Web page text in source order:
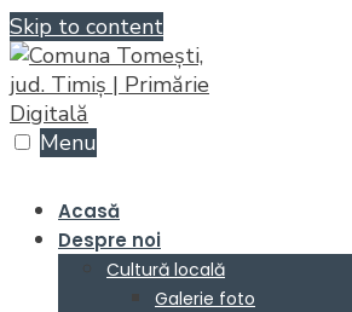
Skip to content
Menu
Acasă
Despre noi
Cultură locală
Galerie foto